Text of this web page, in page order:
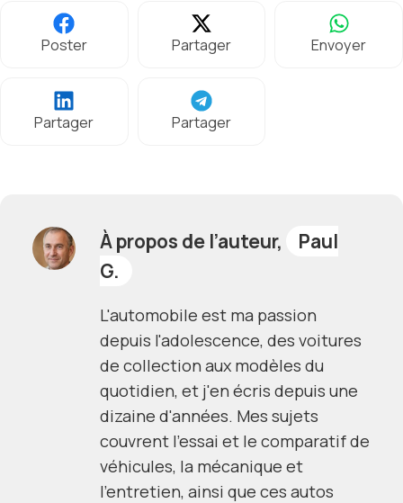
Poster Partager Envoyer
Partager Partager
À propos de l’auteur,
Paul
G.
L'automobile est ma passion
depuis l'adolescence, des voitures
de collection aux modèles du
quotidien, et j'en écris depuis une
dizaine d'années. Mes sujets
couvrent l'essai et le comparatif de
véhicules, la mécanique et
l'entretien, ainsi que ces autos